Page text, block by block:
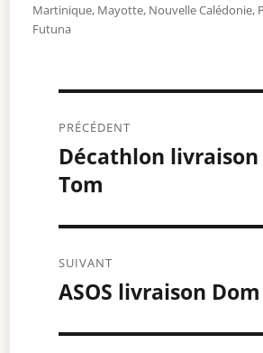
Martinique, Mayotte, Nouvelle Calédonie,
Futuna
de
l’article
PRÉCÉDENT
Article
précédent :
Décathlon livraison
Tom
SUIVANT
Article
ASOS livraison